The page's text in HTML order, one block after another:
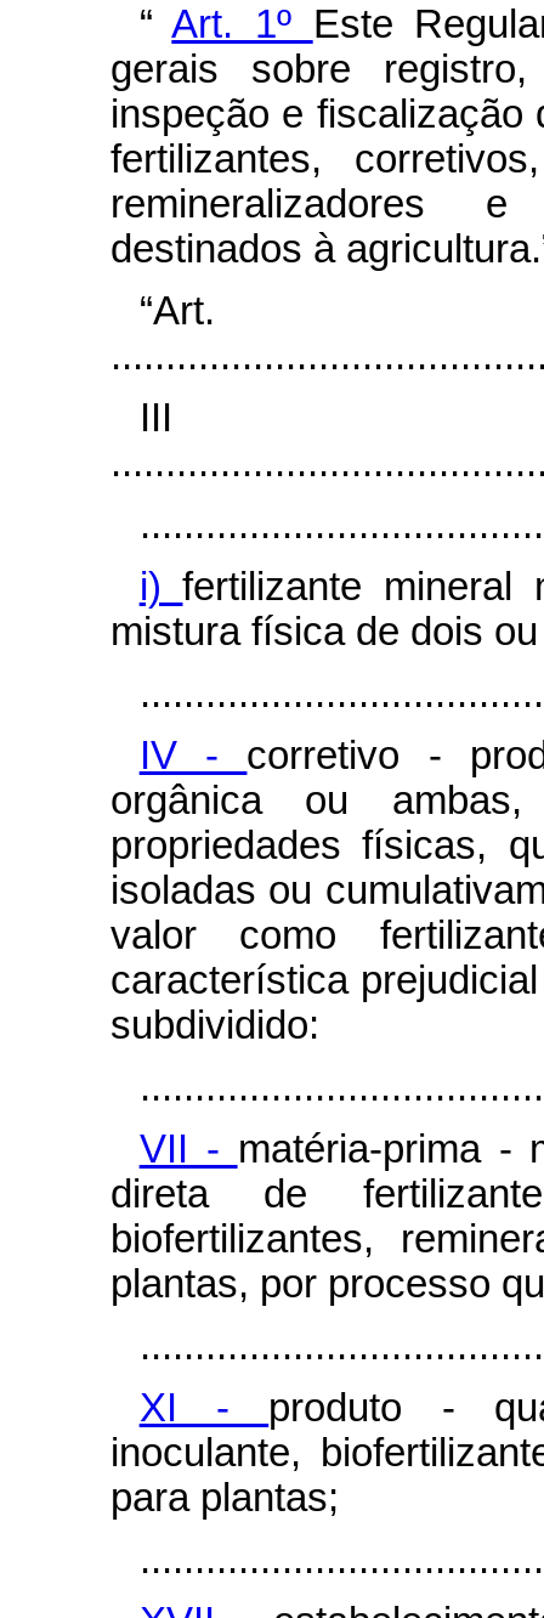
“Art. 1º Este
gerais sobre registro,
inspeção e fiscalização
fertilizantes,
remineralizadores
destinados à
i)fertilizante mineral
mistura física de dois
IV - corretivo -
orgânica ou
propriedades físicas,
isoladas ou
valor como
característica
subdividido:
VII - matéria-prima -
direta de
biofertilizantes,
plantas, por processo
XI - produto -
inoculante,
para plantas;